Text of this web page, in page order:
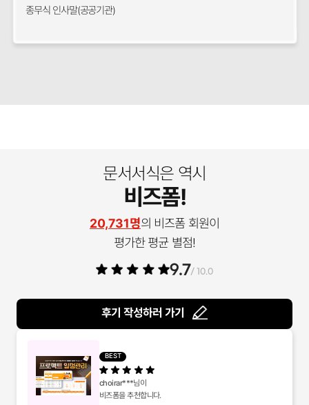
종무식 인사말(공공기관)
문서서식은 역시
비즈폼!
20,731명의 비즈폼 회원이
평가한 평균 별점!
9.7/ 10.0
후기 작성하러 가기
BEST
choirar***님이
비즈폼을 추천합니다.